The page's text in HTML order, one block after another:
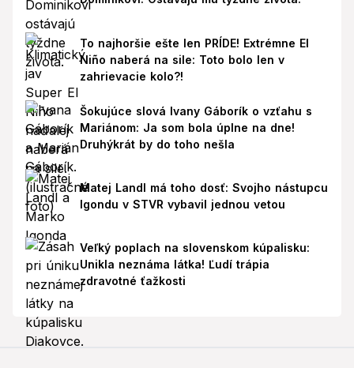
To najhoršie ešte len PRÍDE! Extrémne El
Niño naberá na sile: Toto bolo len v
zahrievacie kolo?!
Šokujúce slová Ivany Gáborík o vzťahu s
Mariánom: Ja som bola úplne na dne!
Druhýkrát by do toho nešla
Matej Landl má toho dosť: Svojho nástupcu
Igondu v STVR vybavil jednou vetou
Veľký poplach na slovenskom kúpalisku:
Unikla neznáma látka! Ľudí trápia
zdravotné ťažkosti